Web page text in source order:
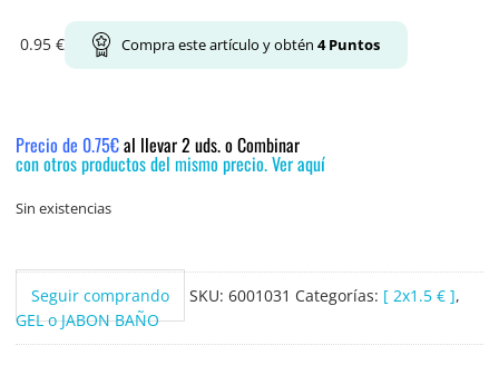
0.95 € Compra este artículo y obtén 4Puntos
Precio de 0.75€al llevar 2 uds. o Combinar
con otros productos del mismo precio. Ver aquí
Sin existencias
Seguir comprando SKU: 6001031 Categorías: [ 2x1.5 € ],
GEL o JABON BAÑO